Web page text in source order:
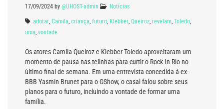
17/09/2024 by @UHOST-admin Notícias
adotar Camila criança futuro Klebber Queiroz revelam Toledo
uma vontade
Os atores Camila Queiroz e Klebber Toledo aproveitaram um
momento de pausa nas telinhas para curtir o Rock In Rio no
último final de semana. Em uma entrevista concedida à ex-
BBB Yasmin Brunet para o GShow, o casal falou sobre seus
planos para o futuro, incluindo a vontade de formar uma
família.